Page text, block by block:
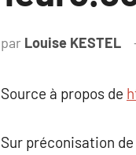
par Louise KESTEL
Source à propos de
Sur préconisation